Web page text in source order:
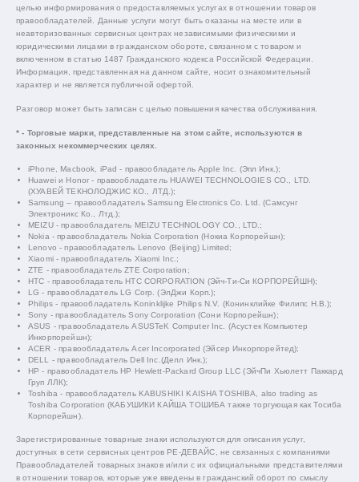
целью информирования о предоставляемых услугах в отношении товаров
правообладателей. Данные услуги могут быть оказаны на месте или в
неавторизованных сервисных центрах независимыми физическими и
юридическими лицами в гражданском обороте, связанном с товаром и
включенном в статью 1487 Гражданского кодекса Российской Федерации.
Информация, представленная на данном сайте, носит ознакомительный
характер и не является публичной офертой.
Разговор может быть записан с целью повышения качества обслуживания.
* - Торговые марки, представленные на этом сайте, используются в
законных некоммерческих целях.
iPhone, Macbook, iPad - правообладатель Apple Inc. (Эпл Инк.);
Huawei и Honor - правообладатель HUAWEI TECHNOLOGIES CO., LTD.
(ХУАВЕЙ ТЕКНОЛОДЖИС КО., ЛТД.);
Samsung – правообладатель Samsung Electronics Co. Ltd. (Самсунг
Электроникс Ко., Лтд.);
MEIZU - правообладатель MEIZU TECHNOLOGY CO., LTD.;
Nokia - правообладатель Nokia Corporation (Нокиа Корпорейшн);
Lenovo - правообладатель Lenovo (Beijing) Limited;
Xiaomi - правообладатель Xiaomi Inc.;
ZTE - правообладатель ZTE Corporation;
HTC - правообладатель HTC CORPORATION (Эйч-Ти-Си КОРПОРЕЙШН);
LG - правообладатель LG Corp. (ЭлДжи Корп.);
Philips - правообладатель Koninklijke Philips N.V. (Конинклийке Филипс Н.В.);
Sony - правообладатель Sony Corporation (Сони Корпорейшн);
ASUS - правообладатель ASUSTeK Computer Inc. (Асустек Компьютер
Инкорпорейшн);
ACER - правообладатель Acer Incorporated (Эйсер Инкорпорейтед);
DELL - правообладатель Dell Inc.(Делл Инк.);
HP - правообладатель HP Hewlett-Packard Group LLC (ЭйчПи Хьюлетт Паккард
Груп ЛЛК);
Toshiba - правообладатель KABUSHIKI KAISHA TOSHIBA, also trading as
Toshiba Corporation (КАБУШИКИ КАЙША ТОШИБА также торгующая как Тосиба
Корпорейшн).
Зарегистрированные товарные знаки используются для описания услуг,
доступных в сети сервисных центров РЕ-ДЕВАЙС, не связанных с компаниями
Правообладателей товарных знаков и/или с их официальными представителями
в отношении товаров, которые уже введены в гражданский оборот по смыслу